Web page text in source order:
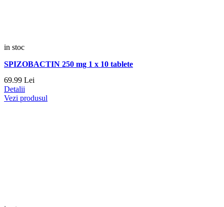
in stoc
SPIZOBACTIN 250 mg 1 x 10 tablete
69.99 Lei
Detalii
Vezi produsul